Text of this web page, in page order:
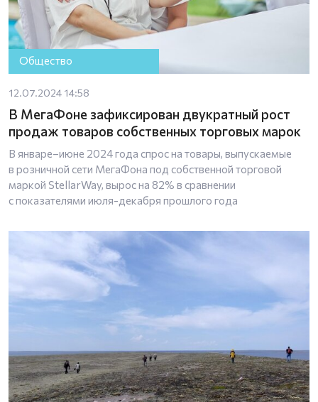
Общество
12.07.2024 14:58
В МегаФоне зафиксирован двукратный рост
продаж товаров собственных торговых марок
В январе–июне 2024 года спрос на товары, выпускаемые
в розничной сети МегаФона под собственной торговой
маркой StellarWay, вырос на 82% в сравнении
с показателями июля-декабря прошлого года